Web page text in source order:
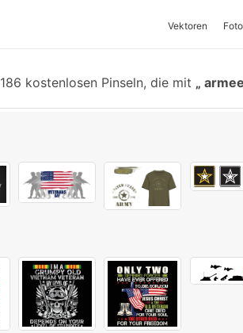
Vektoren
186 kostenlosen Pinseln, die mit